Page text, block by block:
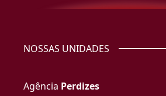
NOSSAS UNIDADES
Agência Perdizes